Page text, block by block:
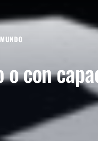
MUNDO
con